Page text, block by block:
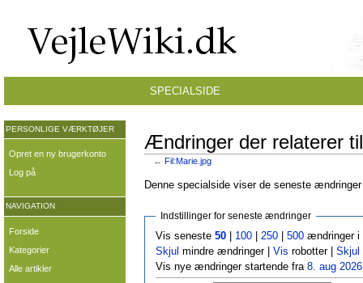
Ændringer der relaterer
← Fil:Marie.jpg
Denne specialside viser de seneste
Indstillinger for seneste ændringer
Vis seneste 50| 100| 250| 500ændringer i
Skjul mindre ændringer | Vis robotter | Skjul
Vis nye ændringer startende fra 8. aug
SPECIALSIDE
PERSONLIGE VÆRKTØJER
Opret en ny brugerkonto
Log på
NAVIGATION
Forside
Kategorier
Alle artikler